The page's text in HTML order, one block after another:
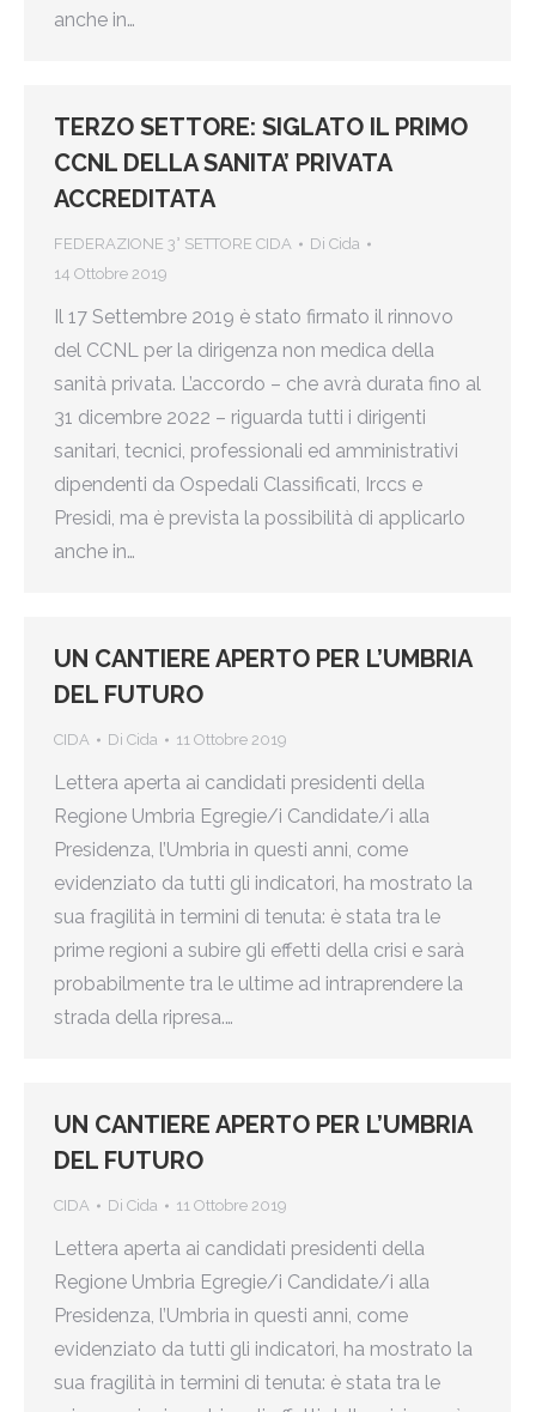
anche in…
TERZO SETTORE: SIGLATO IL PRIMO
CCNL DELLA SANITA’ PRIVATA
ACCREDITATA
FEDERAZIONE 3° SETTORE CIDA Di Cida
14 Ottobre 2019
Il 17 Settembre 2019 è stato firmato il rinnovo
del CCNL per la dirigenza non medica della
sanità privata. L’accordo – che avrà durata fino al
31 dicembre 2022 – riguarda tutti i dirigenti
sanitari, tecnici, professionali ed amministrativi
dipendenti da Ospedali Classificati, Irccs e
Presidi, ma è prevista la possibilità di applicarlo
anche in…
UN CANTIERE APERTO PER L’UMBRIA
DEL FUTURO
CIDA Di Cida 11 Ottobre 2019
Lettera aperta ai candidati presidenti della
Regione Umbria Egregie/i Candidate/i alla
Presidenza, l’Umbria in questi anni, come
evidenziato da tutti gli indicatori, ha mostrato la
sua fragilità in termini di tenuta: è stata tra le
prime regioni a subire gli effetti della crisi e sarà
probabilmente tra le ultime ad intraprendere la
strada della ripresa.…
UN CANTIERE APERTO PER L’UMBRIA
DEL FUTURO
CIDA Di Cida 11 Ottobre 2019
Lettera aperta ai candidati presidenti della
Regione Umbria Egregie/i Candidate/i alla
Presidenza, l’Umbria in questi anni, come
evidenziato da tutti gli indicatori, ha mostrato la
sua fragilità in termini di tenuta: è stata tra le